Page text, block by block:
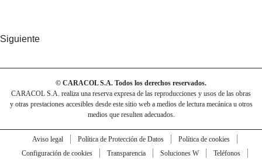
Siguiente
© CARACOL S.A. Todos los derechos reservados.
CARACOL S.A. realiza una reserva expresa de las reproducciones y usos de las obras
y otras prestaciones accesibles desde este sitio web a medios de lectura mecánica u otros
medios que resulten adecuados.
Aviso legal Política de Protección de Datos
Política de cookies
Configuración de cookies
Transparencia Soluciones W
Teléfonos